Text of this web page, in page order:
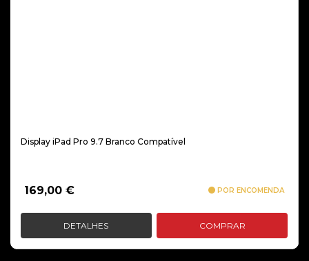
Display iPad Pro 9.7 Branco Compatível
169,00 € POR ENCOMENDA
DETALHES COMPRAR